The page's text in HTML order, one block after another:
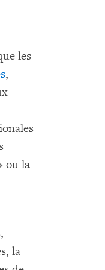
les
,
ou la
la